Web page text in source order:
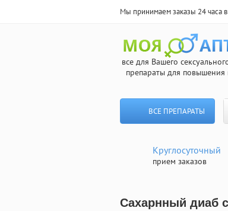
Мы принимаем заказы 24 часа в
все для Вашего
препараты для повышения
ВСЕ ПРЕПАРАТЫ
Круглосуточный
прием заказов
Сахарнный диаб